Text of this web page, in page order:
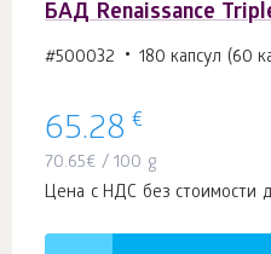
БАД Renaissance
#500032 180 капсул (60
65.28 €
70.65€ / 100 g
Цена с НДС без стоимости